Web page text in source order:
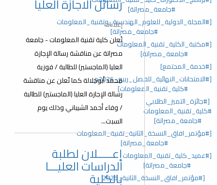
#جامعة_مصراتة]
[#المجلة_الدولية_للعلوم_الهندسية_وتقنية_المعلومات
#جامعة_مصراتة]
[#مكتبة_الكلية_تقنية_المعلومات
#جامعة_مصراتة]
[#خدمة_المجتمع]
[#الامتحانات_النهائية_للفصل_ربيع_2026م
#كلية_تقنية_المعلومات]
[#جائزة_التميز_الطلابي
#كلية_تقنية_المعلومات
#جامعة_مصراتة]
[#مؤتمر_افاق_النسخة_الثانية_تقنية_المعلومات
#جامعة_مصراتة]
[#عميد_كلية_تقنية_المعلومات
#جامعة_مصراتة]
[#مؤتمر_افاق_النسخة_الثانية_2026
رسائل الاجازة العليا
إعلانات
تُعلن كلية تقنية المعلومات - جامعة
مصراتة عن مناقشة رسالة الإجازة
العليا (الماجستير) للطالبة / فوزية
محمد أبوجلالة كما تٌعلن عن مناقشة
رسالة الإجازة العليا (الماجستير) للطالبة
/ وفاء أحمد الشيباني وذلك يوم
السبت...
إعـــــلان لطلبة
الدراسات العليـــا
بالكلية